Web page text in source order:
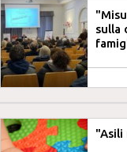
sulla
"Asili